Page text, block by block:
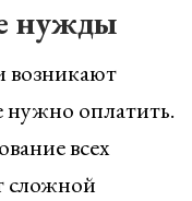
нужды
возникают
нужно оплатить.
всех
сложной